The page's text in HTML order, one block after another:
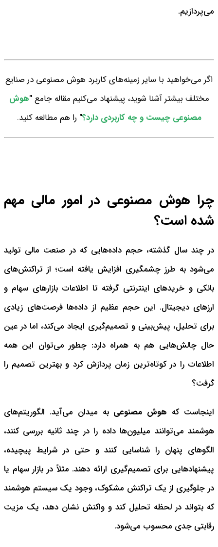
می‌پردازیم.
اگر می‌خواهید با سایر زمینه‌های کاربرد هوش مصنوعی در صنایع
مختلف بیشتر آشنا شوید، پیشنهاد می‌کنیم مقاله جامع"هوش
مصنوعی چیست و چه کاربردی دارد؟" را هم مطالعه کنید.
چرا هوش مصنوعی در امور مالی مهم
شده است؟
در چند سال گذشته، حجم داده‌هایی که در صنعت مالی تولید
می‌شود به طرز چشمگیری افزایش یافته است؛ از تراکنش‌های
بانکی و خریدهای اینترنتی گرفته تا اطلاعات بازارهای سهام و
ارزهای دیجیتال. این حجم عظیم از داده‌ها فرصت‌های زیادی
برای تحلیل، پیش‌بینی و تصمیم‌گیری ایجاد می‌کند، اما در عین
حال چالش‌هایی هم به همراه دارد: چطور می‌توان این همه
اطلاعات را در کوتاه‌ترین زمان پردازش کرد و بهترین تصمیم را
گرفت؟
اینجاست که هوش مصنوعی به میدان می‌آید. الگوریتم‌های
هوشمند می‌توانند میلیون‌ها داده را در چند ثانیه بررسی کنند،
الگوهای پنهان را شناسایی کنند و حتی در شرایط پیچیده،
پیشنهادهایی برای تصمیم‌گیری ارائه دهند. مثلاً در بازار سهام یا
در جلوگیری از یک تراکنش مشکوک، وجود یک سیستم هوشمند
که بتواند در لحظه تحلیل کند و واکنش نشان دهد، یک مزیت
رقابتی جدی محسوب می‌شود.